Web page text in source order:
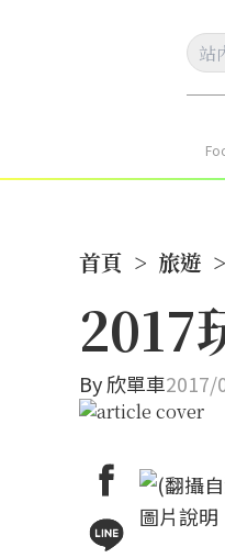
首頁 > 旅遊 >
2017
By欣單車2017/
圖片說